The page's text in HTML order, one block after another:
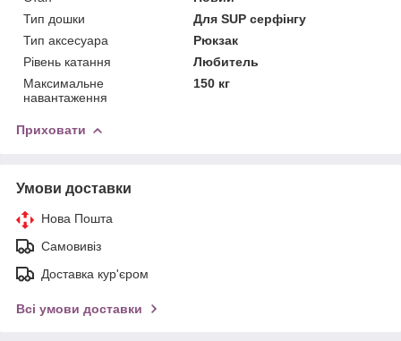
Тип дошки
Для SUP серфінгу
Тип аксесуара
Рюкзак
Рівень катання
Любитель
Максимальне
навантаження
150 кг
Приховати
Умови доставки
Нова Пошта
Самовивіз
Доставка кур'єром
Всі умови доставки